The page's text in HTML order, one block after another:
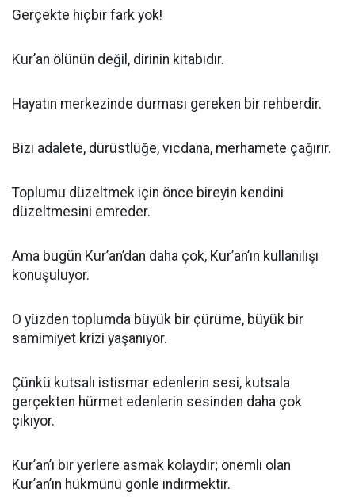
Gerçekte hiçbir fark yok!
Kur’an ölünün değil, dirinin kitabıdır.
Hayatın merkezinde durması gereken bir rehberdir.
Bizi adalete, dürüstlüğe, vicdana, merhamete çağırır.
Toplumu düzeltmek için önce bireyin kendini
düzeltmesini emreder.
Ama bugün Kur’an’dan daha çok, Kur’an’ın kullanılışı
konuşuluyor.
O yüzden toplumda büyük bir çürüme, büyük bir
samimiyet krizi yaşanıyor.
Çünkü kutsalı istismar edenlerin sesi, kutsala
gerçekten hürmet edenlerin sesinden daha çok
çıkıyor.
Kur’an’ı bir yerlere asmak kolaydır; önemli olan
Kur’an’ın hükmünü gönle indirmektir.